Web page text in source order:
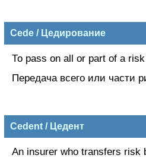
Cede / Цедирование
То pass on all or part of a
Передача всего или части
Cedent / Цедент
An insurer who transfers risk